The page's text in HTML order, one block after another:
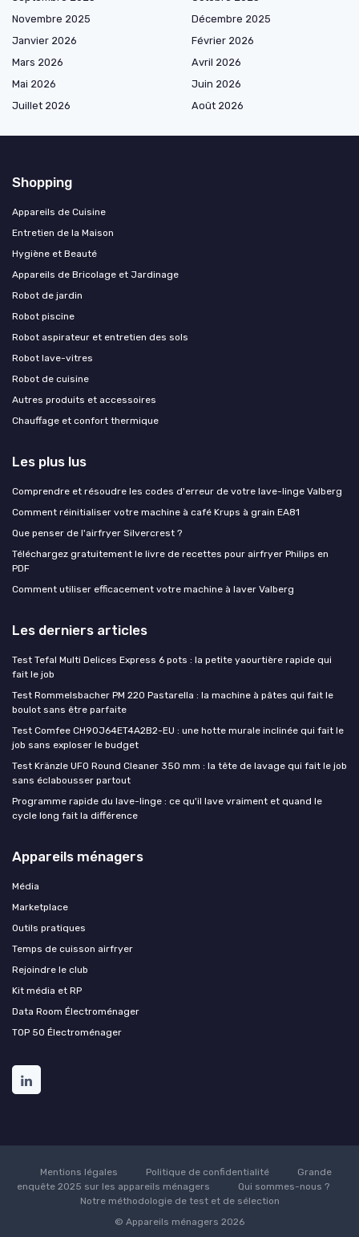
Novembre 2025
Décembre 2025
Janvier 2026
Février 2026
Mars 2026
Avril 2026
Mai 2026
Juin 2026
Juillet 2026
Août 2026
Shopping
Appareils de Cuisine
Entretien de la Maison
Hygiène et Beauté
Appareils de Bricolage et Jardinage
Robot de jardin
Robot piscine
Robot aspirateur et entretien des sols
Robot lave-vitres
Robot de cuisine
Autres produits et accessoires
Chauffage et confort thermique
Les plus lus
Comprendre et résoudre les codes d'erreur de votre lave-linge Valberg
Comment réinitialiser votre machine à café Krups à grain EA81
Que penser de l'airfryer Silvercrest ?
Téléchargez gratuitement le livre de recettes pour airfryer Philips en
PDF
Comment utiliser efficacement votre machine à laver Valberg
Les derniers articles
Test Tefal Multi Delices Express 6 pots : la petite yaourtière rapide qui
fait le job
Test Rommelsbacher PM 220 Pastarella : la machine à pâtes qui fait le
boulot sans être parfaite
Test Comfee CH90J64ET4A2B2-EU : une hotte murale inclinée qui fait le
job sans exploser le budget
Test Kränzle UFO Round Cleaner 350 mm : la tête de lavage qui fait le job
sans éclabousser partout
Programme rapide du lave-linge : ce qu'il lave vraiment et quand le
cycle long fait la différence
Appareils ménagers
Média
Marketplace
Outils pratiques
Temps de cuisson airfryer
Rejoindre le club
Kit média et RP
Data Room Électroménager
TOP 50 Électroménager
Mentions légales Politique de confidentialité
Grande
enquête 2025 sur les appareils ménagers
Qui sommes-nous ?
Notre méthodologie de test et de sélection
© Appareils ménagers 2026